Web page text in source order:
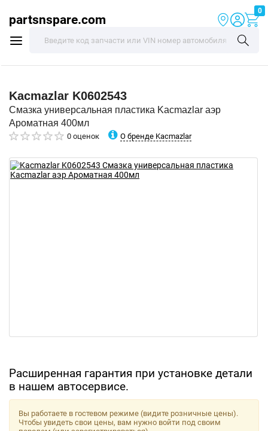
partsnspare.com
0
Kacmazlar K0602543
Смазка универсальная пластика Kacmazlar аэр
Ароматная 400мл
0 оценок О бренде Kacmazlar
Расширенная гарантия при установке детали
в нашем автосервисе.
Вы работаете в гостевом режиме (видите розничные цены).
Чтобы увидеть свои цены, вам нужно войти под своим